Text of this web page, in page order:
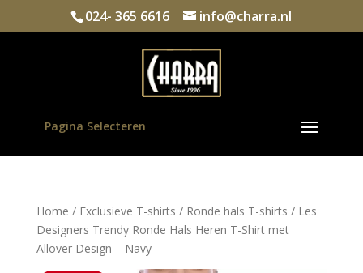
024- 365 6616 info@charra.nl
Pagina Selecteren
Home / Exclusieve T-shirts / Ronde hals T-shirts / Les
Designers Trendy Ronde Hals Heren T-Shirt met
Allover Design – Navy